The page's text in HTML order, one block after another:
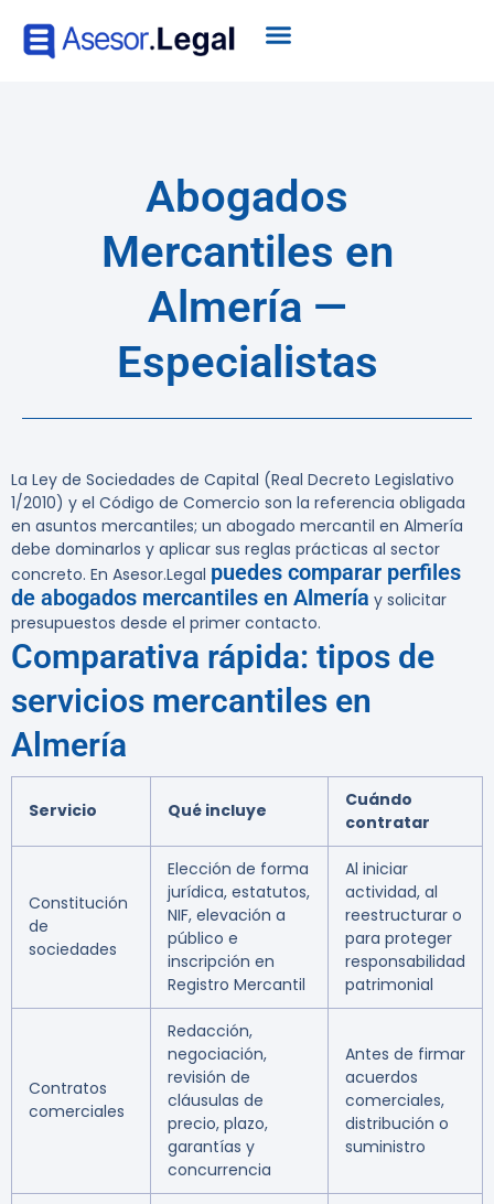
Abogados
Mercantiles en
Almería —
Especialistas
La Ley de Sociedades de Capital (Real Decreto Legislativo
1/2010) y el Código de Comercio son la referencia obligada
en asuntos mercantiles; un abogado mercantil en Almería
debe dominarlos y aplicar sus reglas prácticas al sector
concreto. En Asesor.Legal puedes comparar perfiles
de abogados mercantiles en Almería y solicitar
presupuestos desde el primer contacto.
Comparativa rápida: tipos de
servicios mercantiles en
Almería
Servicio Qué incluye
Cuándo
contratar
Constitución
de
sociedades
Elección de forma
jurídica, estatutos,
NIF, elevación a
público e
inscripción en
Registro Mercantil
Al iniciar
actividad, al
reestructurar o
para proteger
responsabilidad
patrimonial
Contratos
comerciales
Redacción,
negociación,
revisión de
cláusulas de
precio, plazo,
garantías y
concurrencia
Antes de firmar
acuerdos
comerciales,
distribución o
suministro